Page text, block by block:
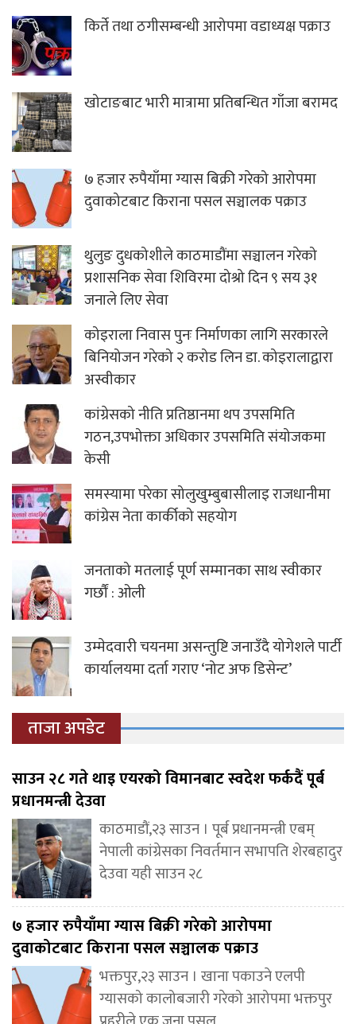
किर्ते तथा ठगीसम्बन्धी आरोपमा वडाध्यक्ष पक्राउ
खोटाङबाट भारी मात्रामा प्रतिबन्धित गाँजा बरामद
७ हजार रुपैयाँमा ग्यास बिक्री गरेको आरोपमा
दुवाकोटबाट किराना पसल सञ्चालक पक्राउ
थुलुङ दुधकोशीले काठमाडौंमा सञ्चालन गरेको
प्रशासनिक सेवा शिविरमा दोश्रो दिन ९ सय ३१
जनाले लिए सेवा
कोइराला निवास पुनः निर्माणका लागि सरकारले
बिनियोजन गरेको २ करोड लिन डा. कोइरालाद्वारा
अस्वीकार
कांग्रेसको नीति प्रतिष्ठानमा थप उपसमिति
गठन,उपभोक्ता अधिकार उपसमिति संयोजकमा
केसी
समस्यामा परेका सोलुखुम्बुबासीलाइ राजधानीमा
कांग्रेस नेता कार्कीको सहयोग
जनताको मतलाई पूर्ण सम्मानका साथ स्वीकार
गर्छौं : ओली
उम्मेदवारी चयनमा असन्तुष्टि जनाउँदै योगेशले पार्टी
कार्यालयमा दर्ता गराए ‘नोट अफ डिसेन्ट’
ताजा अपडेट
साउन २८ गते थाइ एयरको विमानबाट स्वदेश फर्कदैं पूर्ब
प्रधानमन्त्री देउवा
काठमाडौं,२३ साउन । पूर्ब प्रधानमन्त्री एबम्
नेपाली कांग्रेसका निवर्तमान सभापति शेरबहादुर
देउवा यही साउन २८
७ हजार रुपैयाँमा ग्यास बिक्री गरेको आरोपमा
दुवाकोटबाट किराना पसल सञ्चालक पक्राउ
भक्तपुर,२३ साउन । खाना पकाउने एलपी
ग्यासको कालोबजारी गरेको आरोपमा भक्तपुर